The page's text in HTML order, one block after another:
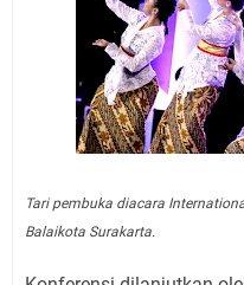
Tari pembuka diacara
Balaikota Surakarta.